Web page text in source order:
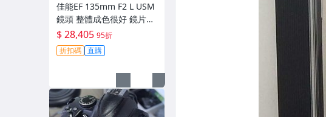
佳能EF 135mm F2 L USM
鏡頭 整體成色很好 鏡片完
美無劃痕 功能一切正常 無
拆修無-3430
$ 28,405 95折
折扣碼 直購